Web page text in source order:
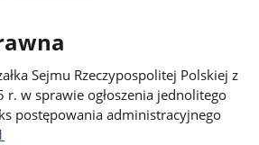
Sejmu Rzeczypospolitej Polskiej z
r. w sprawie ogłoszenia jednolitego
postępowania administracyjnego